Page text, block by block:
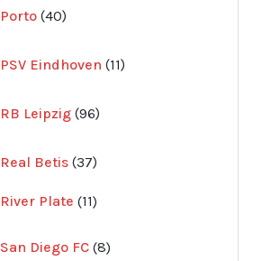
Porto 40
produkter
PSV Eindhoven 11
produkter
RB Leipzig 96
produkter
Real Betis 37
produkter
River Plate 1111
San Diego FC 8produkter